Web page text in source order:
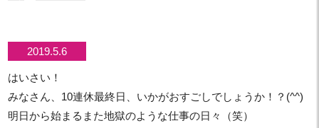
2019.5.6
はいさい！
みなさん、10連休最終日、いかがおすごしでしょうか！？(^^)
明日から始まるまた地獄のような仕事の日々（笑）